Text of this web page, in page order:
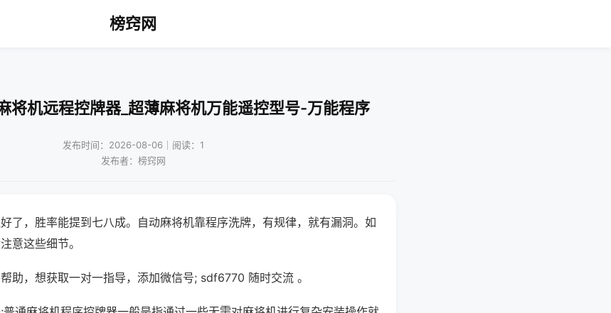
榜窍网
将机远程控牌器_超薄麻将机万能遥控型号-万能程序
发布时间：2026-08-06｜阅读：1
发布者：榜窍网
了，胜率能提到七八成。自动麻将机靠程序洗牌，有规律，就有漏洞。如
意这些细节。
助，想获取一对一指导，添加微信号; sdf6770 随时交流 。